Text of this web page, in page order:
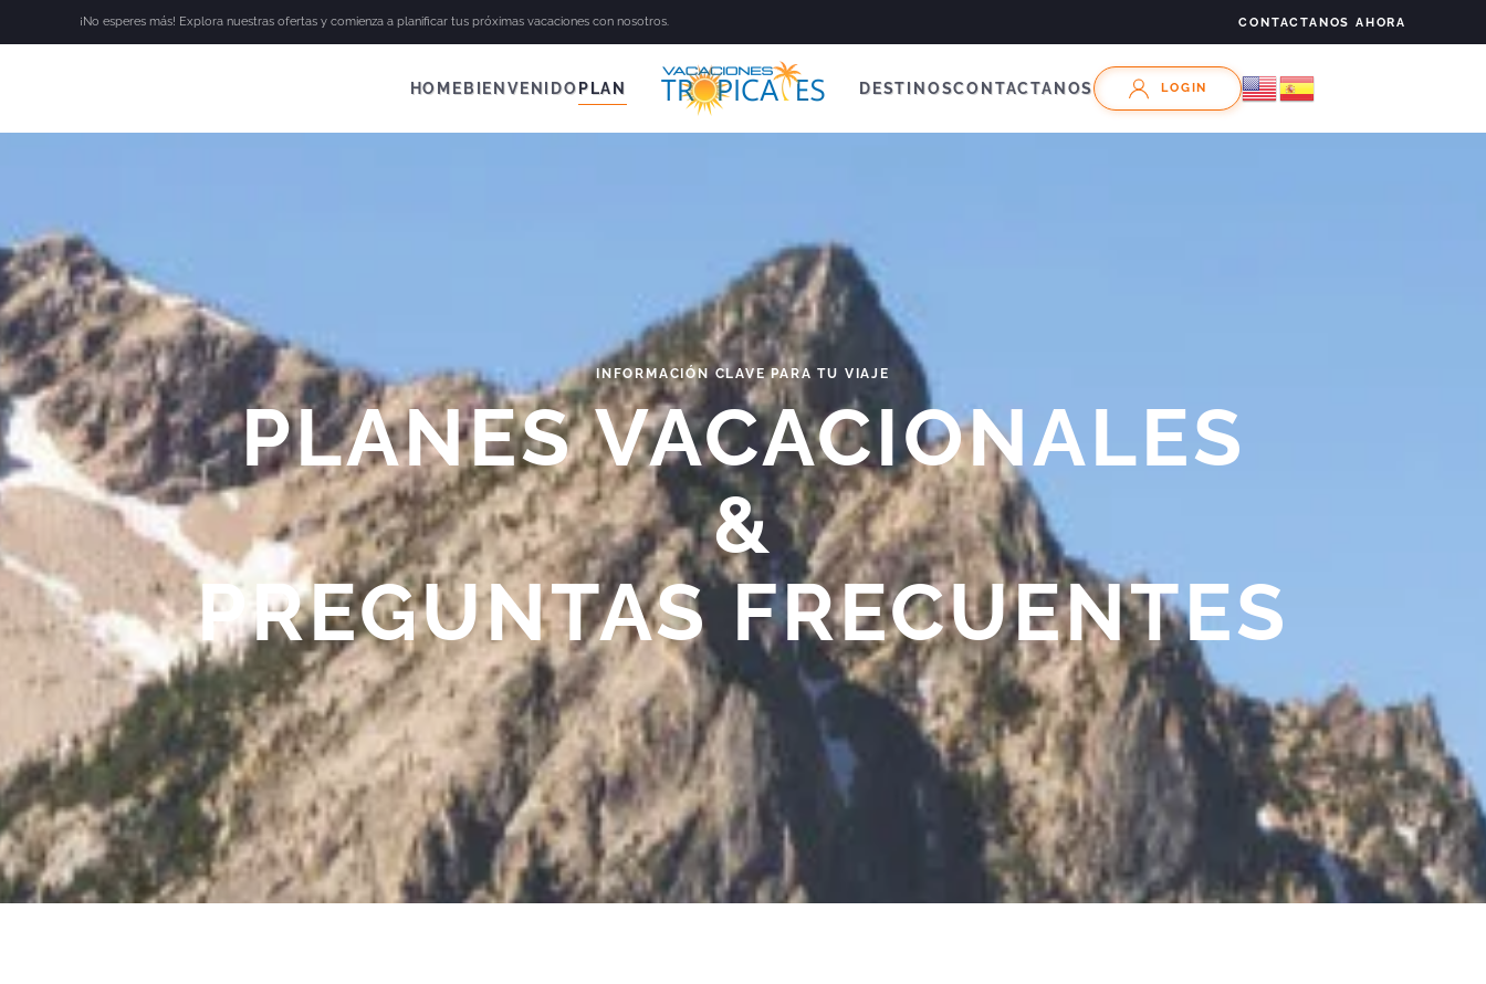
¡No esperes más! Explora nuestras ofertas y comienza a planificar tus próximas vacaciones con nosotros. CONTACTANOS AHORA
HOME BIENVENIDO PLAN DESTINOSCONTACTANOS LOGIN
INFORMACIÓN CLAVE PARA TU VIAJE
PLANES VACACIONALES
&
PREGUNTAS FRECUENTES